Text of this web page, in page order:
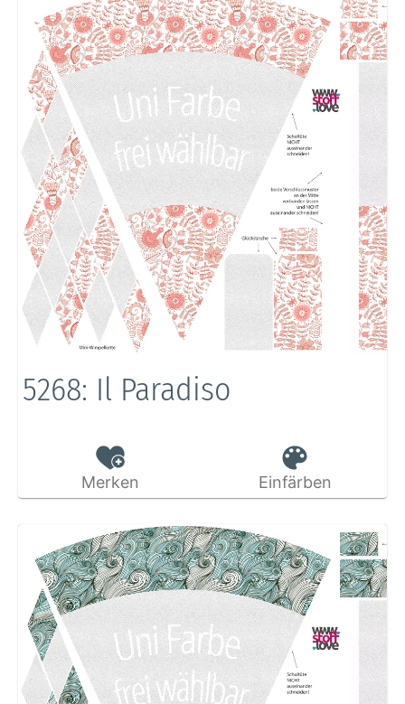
5268: Il Paradiso
Merken Einfärben